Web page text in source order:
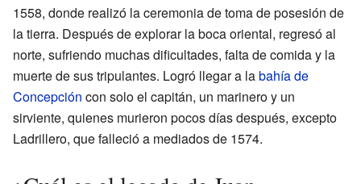
1558, donde realizó la ceremonia de toma de posesión de
la tierra. Después de explorar la boca oriental, regresó al
norte, sufriendo muchas dificultades, falta de comida y la
muerte de sus tripulantes. Logró llegar a labahía de
Concepción con solo el capitán, un marinero y un
sirviente, quienes murieron pocos días después, excepto
Ladrillero, que falleció a mediados de 1574.